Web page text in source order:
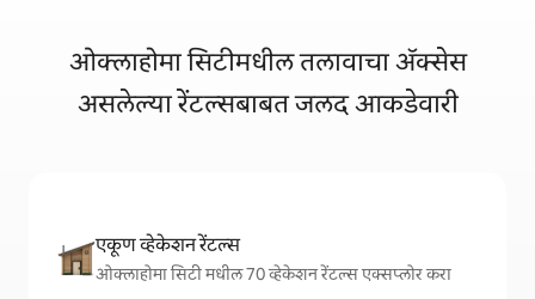
ओक्लाहोमा सिटीमधील तलावाचा ॲक्सेस
असलेल्या रेंटल्सबाबत जलद आकडेवारी
एकूण व्हेकेशन रेंटल्स
ओक्लाहोमा सिटी मधील 70 व्हेकेशन रेंटल्स एक्सप्लोर करा